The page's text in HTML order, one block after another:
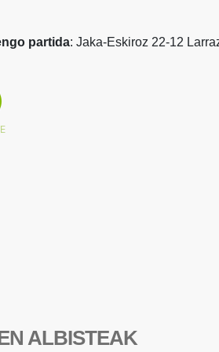
partida: Jaka-Eskiroz 22-12
ALBISTEAK